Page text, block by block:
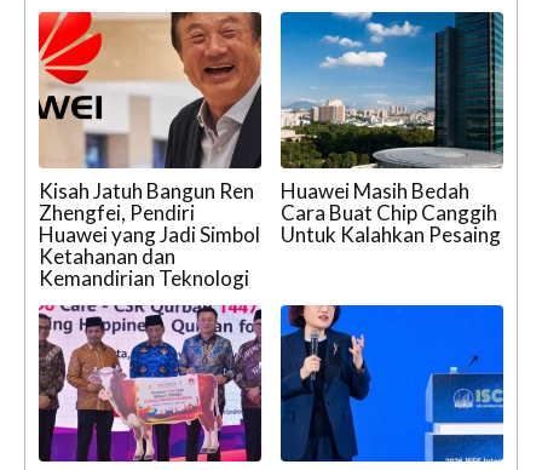
Kisah Jatuh Bangun Ren
Zhengfei, Pendiri
Huawei yang Jadi Simbol
Ketahanan dan
Kemandirian Teknologi
Huawei Masih Bedah
Cara Buat Chip Canggih
Untuk Kalahkan Pesaing